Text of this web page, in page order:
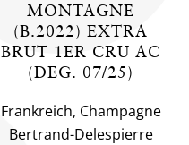
MONTAGNE
(B.2022) EXTRA
BRUT 1ER CRU AC
(DEG. 07/25)
Frankreich, Champagne
Bertrand-Delespierre